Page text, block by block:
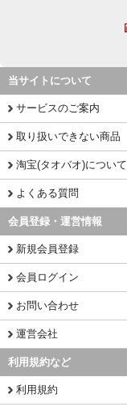
当サイトについて
サービスのご案内
取り扱いできない商品
淘宝(タオバオ)について
よくある質問
会員登録・運営情報
新規会員登録
会員ログイン
お問い合わせ
運営会社
利用規約など
利用規約